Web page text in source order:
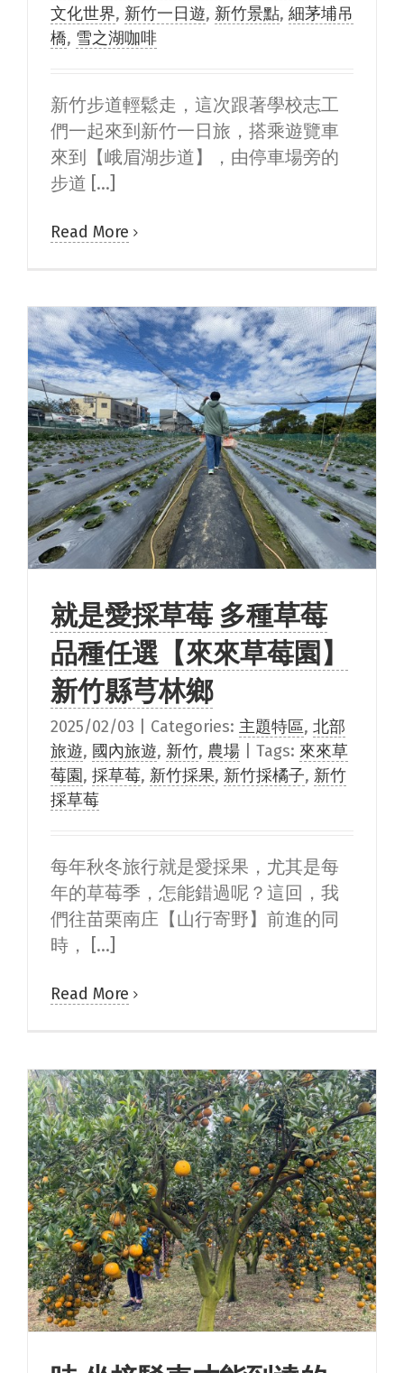
文化世界, 新竹一日遊, 新竹景點, 細茅埔吊
橋, 雪之湖咖啡
新竹步道輕鬆走，這次跟著學校志工
們一起來到新竹一日旅，搭乘遊覽車
來到【峨眉湖步道】，由停車場旁的
步道 [...]
Read More
就是愛採草莓 多種草莓
品種任選【來來草莓園】
新竹縣芎林鄉
2025/02/03 Categories: 主題特區, 北部
旅遊, 國內旅遊, 新竹, 農場 Tags: 來來草
莓園, 採草莓, 新竹採果, 新竹採橘子, 新竹
採草莓
每年秋冬旅行就是愛採果，尤其是每
年的草莓季，怎能錯過呢？這回，我
們往苗栗南庄【山行寄野】前進的同
時， [...]
Read More